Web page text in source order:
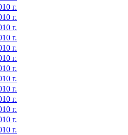
г.
г.
г.
г.
г.
г.
г.
г.
г.
г.
г.
г.
г.